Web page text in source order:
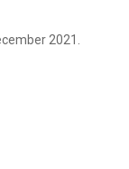
2021.